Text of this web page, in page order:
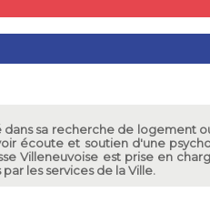
dans sa recherche de logement
écoute et soutien d'une
Villeneuvoise est prise en
les services de la Ville.